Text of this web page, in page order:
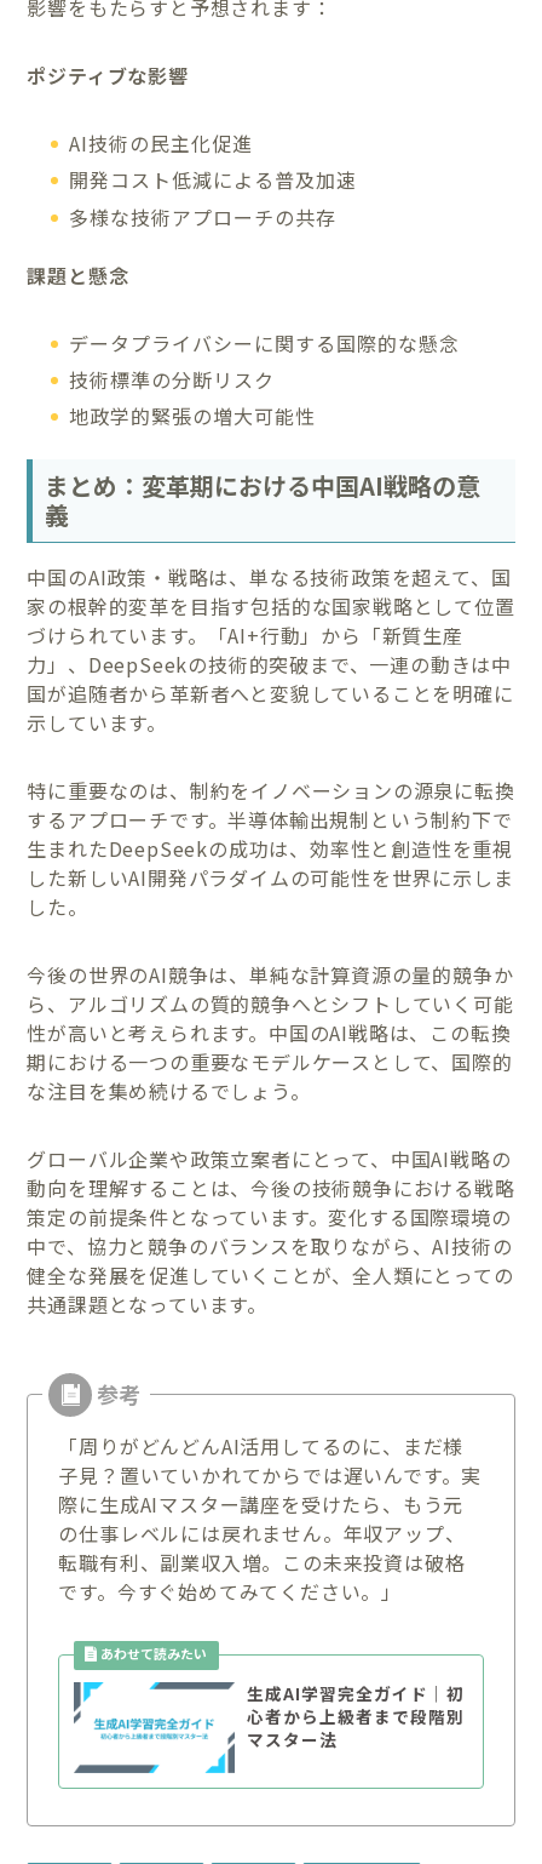
影響をもたらすと予想されます：
ポジティブな影響
AI技術の民主化促進
開発コスト低減による普及加速
多様な技術アプローチの共存
課題と懸念
データプライバシーに関する国際的な懸念
技術標準の分断リスク
地政学的緊張の増大可能性
まとめ：変革期における中国AI戦略の意
義
中国のAI政策・戦略は、単なる技術政策を超えて、国
家の根幹的変革を目指す包括的な国家戦略として位置
づけられています。「AI+行動」から「新質生産
力」、DeepSeekの技術的突破まで、一連の動きは中
国が追随者から革新者へと変貌していることを明確に
示しています。
特に重要なのは、制約をイノベーションの源泉に転換
するアプローチです。半導体輸出規制という制約下で
生まれたDeepSeekの成功は、効率性と創造性を重視
した新しいAI開発パラダイムの可能性を世界に示しま
した。
今後の世界のAI競争は、単純な計算資源の量的競争か
ら、アルゴリズムの質的競争へとシフトしていく可能
性が高いと考えられます。中国のAI戦略は、この転換
期における一つの重要なモデルケースとして、国際的
な注目を集め続けるでしょう。
グローバル企業や政策立案者にとって、中国AI戦略の
動向を理解することは、今後の技術競争における戦略
策定の前提条件となっています。変化する国際環境の
中で、協力と競争のバランスを取りながら、AI技術の
健全な発展を促進していくことが、全人類にとっての
共通課題となっています。
「周りがどんどんAI活用してるのに、まだ様
子見？置いていかれてからでは遅いんです。実
際に生成AIマスター講座を受けたら、もう元
の仕事レベルには戻れません。年収アップ、
転職有利、副業収入増。この未来投資は破格
です。今すぐ始めてみてください。」
生成AI学習完全ガイド｜初
心者から上級者まで段階別
マスター法